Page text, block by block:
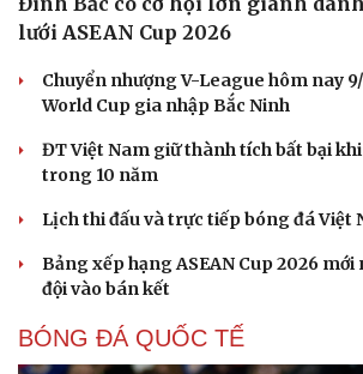
lưới ASEAN Cup 2026
Chuyển nhượng V-League hôm nay
World Cup gia nhập Bắc Ninh
ĐT Việt Nam giữ thành tích bất bại
trong 10 năm
Lịch thi đấu và trực tiếp bóng đá Việt
Bảng xếp hạng ASEAN Cup 2026 mới
đội vào bán kết
BÓNG ĐÁ QUỐC TẾ